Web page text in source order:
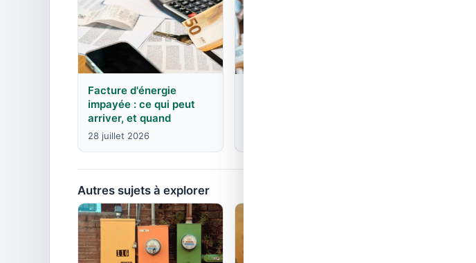
Facture d'énergie
impayée : ce qui peut
arriver, et quand
28 juillet 2026
Autres sujets à explorer